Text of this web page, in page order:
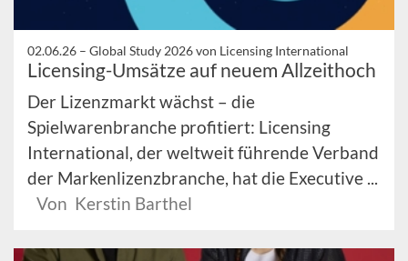
02.06.26 – Global Study 2026 von Licensing International
Licensing-Umsätze auf neuem Allzeithoch
Der Lizenzmarkt wächst – die
Spielwarenbranche profitiert: Licensing
International, der weltweit führende Verband
der Markenlizenzbranche, hat die Executive ...
Von Kerstin Barthel